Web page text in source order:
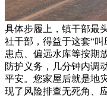
具体步履上，镇干部最
社干部，得益于这套“
患点、偏远水库等按期
防护义务，几分钟内调
平安。您家屋后就是地
现了风险排查无死角、